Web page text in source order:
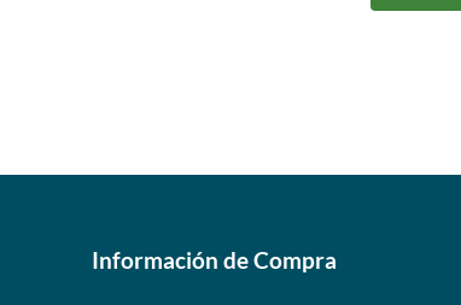
Información de Compra